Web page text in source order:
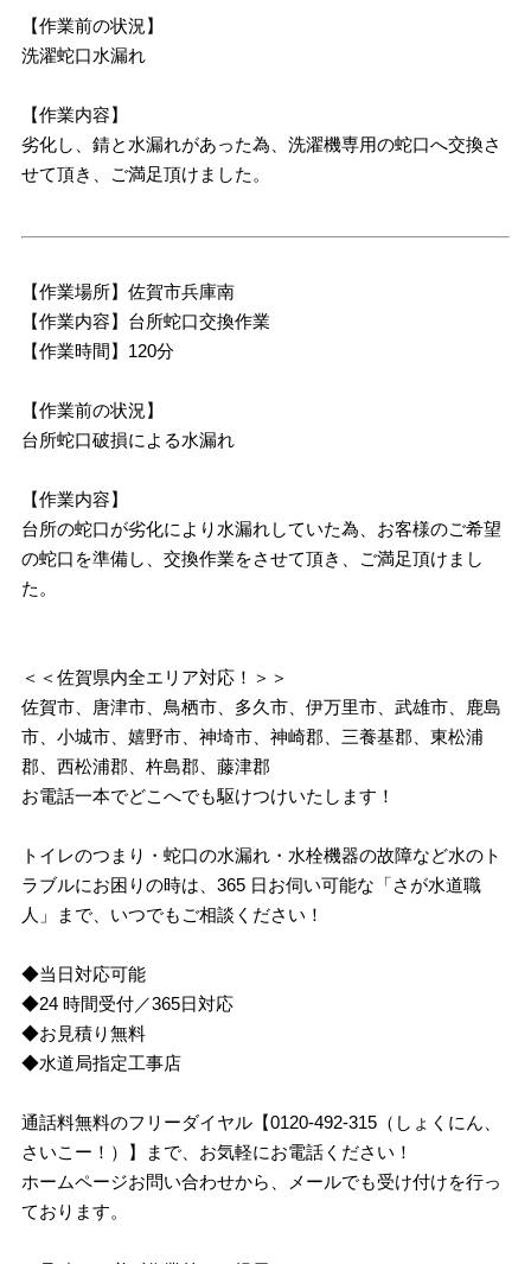
【作業前の状況】
洗濯蛇口水漏れ
【作業内容】
劣化し、錆と水漏れがあった為、洗濯機専用の蛇口へ交換さ
せて頂き、ご満足頂けました。
【作業場所】佐賀市兵庫南
【作業内容】台所蛇口交換作業
【作業時間】120分
【作業前の状況】
台所蛇口破損による水漏れ
【作業内容】
台所の蛇口が劣化により水漏れしていた為、お客様のご希望
の蛇口を準備し、交換作業をさせて頂き、ご満足頂けまし
た。
＜＜佐賀県内全エリア対応！＞＞
佐賀市、唐津市、鳥栖市、多久市、伊万里市、武雄市、鹿島
市、小城市、嬉野市、神埼市、神崎郡、三養基郡、東松浦
郡、西松浦郡、杵島郡、藤津郡
お電話一本でどこへでも駆けつけいたします！
トイレのつまり・蛇口の水漏れ・水栓機器の故障など水のト
ラブルにお困りの時は、365 日お伺い可能な「さが水道職
人」まで、いつでもご相談ください！
◆当日対応可能
◆24 時間受付／365日対応
◆お見積り無料
◆水道局指定工事店
通話料無料のフリーダイヤル【0120-492-315（しょくにん、
さいこー！）】まで、お気軽にお電話ください！
ホームページお問い合わせから、メールでも受け付けを行っ
ております。